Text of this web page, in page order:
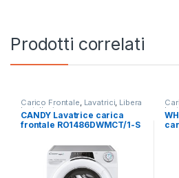
Prodotti correlati
Carico Frontale, Lavatrici, Libera
Installazione
CANDY Lavatrice carica
frontale RO1486DWMCT/1-S